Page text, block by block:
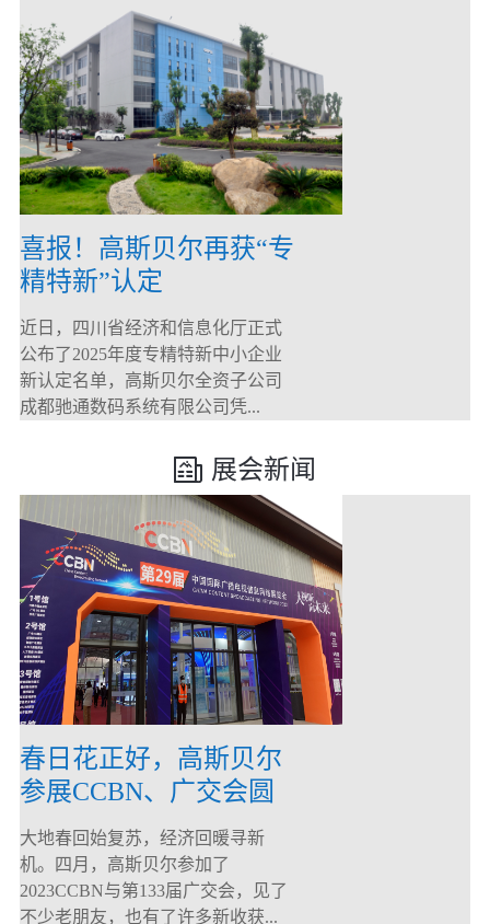
喜报！高斯贝尔再获“专
精特新”认定
近日，四川省经济和信息化厅正式
公布了2025年度专精特新中小企业
新认定名单，高斯贝尔全资子公司
成都驰通数码系统有限公司凭...
展会新闻
春日花正好，高斯贝尔
参展CCBN、广交会圆
满落幕！
大地春回始复苏，经济回暖寻新
机。四月，高斯贝尔参加了
2023CCBN与第133届广交会，见了
不少老朋友，也有了许多新收获...